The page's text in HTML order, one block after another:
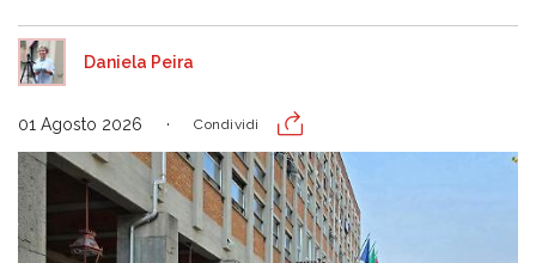
Daniela Peira
01 Agosto 2026 Condividi